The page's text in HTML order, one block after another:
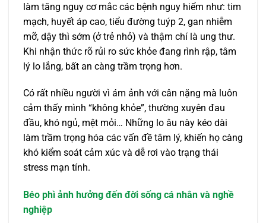
làm tăng nguy cơ mắc các bệnh nguy hiểm như: tim
mạch, huyết áp cao, tiểu đường tuýp 2, gan nhiễm
mỡ, dậy thì sớm (ở trẻ nhỏ) và thậm chí là ung thư.
Khi nhận thức rõ rủi ro sức khỏe đang rình rập, tâm
lý lo lắng, bất an càng trầm trọng hơn.
Có rất nhiều người vì ám ảnh với cân nặng mà luôn
cảm thấy mình “không khỏe”, thường xuyên đau
đầu, khó ngủ, mệt mỏi… Những lo âu này kéo dài
làm trầm trọng hóa các vấn đề tâm lý, khiến họ càng
khó kiểm soát cảm xúc và dễ rơi vào trạng thái
stress mạn tính.
Béo phì ảnh hưởng đến đời sống cá nhân và nghề
nghiệp